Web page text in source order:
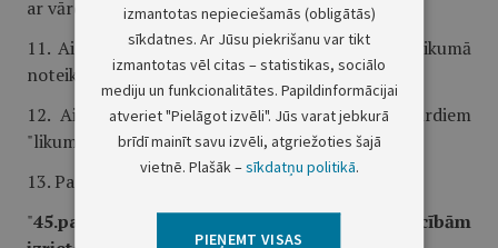
ar vārdiem "likumā noteiktajā kārtībā".
11. Aizstāt 43.pantā vārdu "tiesā" ar vārdiem "likumā
noteiktajā kārtībā".
12. Aizstāt 44.pantā vārdus "tiesas ceļā" ar vārdiem
"likumā noteiktajā kārtībā".
13. Papildināt likumu ar 45.pantu šādā redakcijā:
"45.pants. No dzīvojamās telpas īres attiecībām
izmantotas nepieciešamās (obligātās)
sīkdatnes. Ar Jūsu piekrišanu var tikt
izmantotas vēl citas – statistikas, sociālo
mediju un funkcionalitātes. Papildinformācijai
atveriet "Pielāgot izvēli". Jūs varat jebkurā
brīdī mainīt savu izvēli, atgriežoties šajā
vietnē. Plašāk –sīkdatņu politikā.
PIEŅEMT VISAS